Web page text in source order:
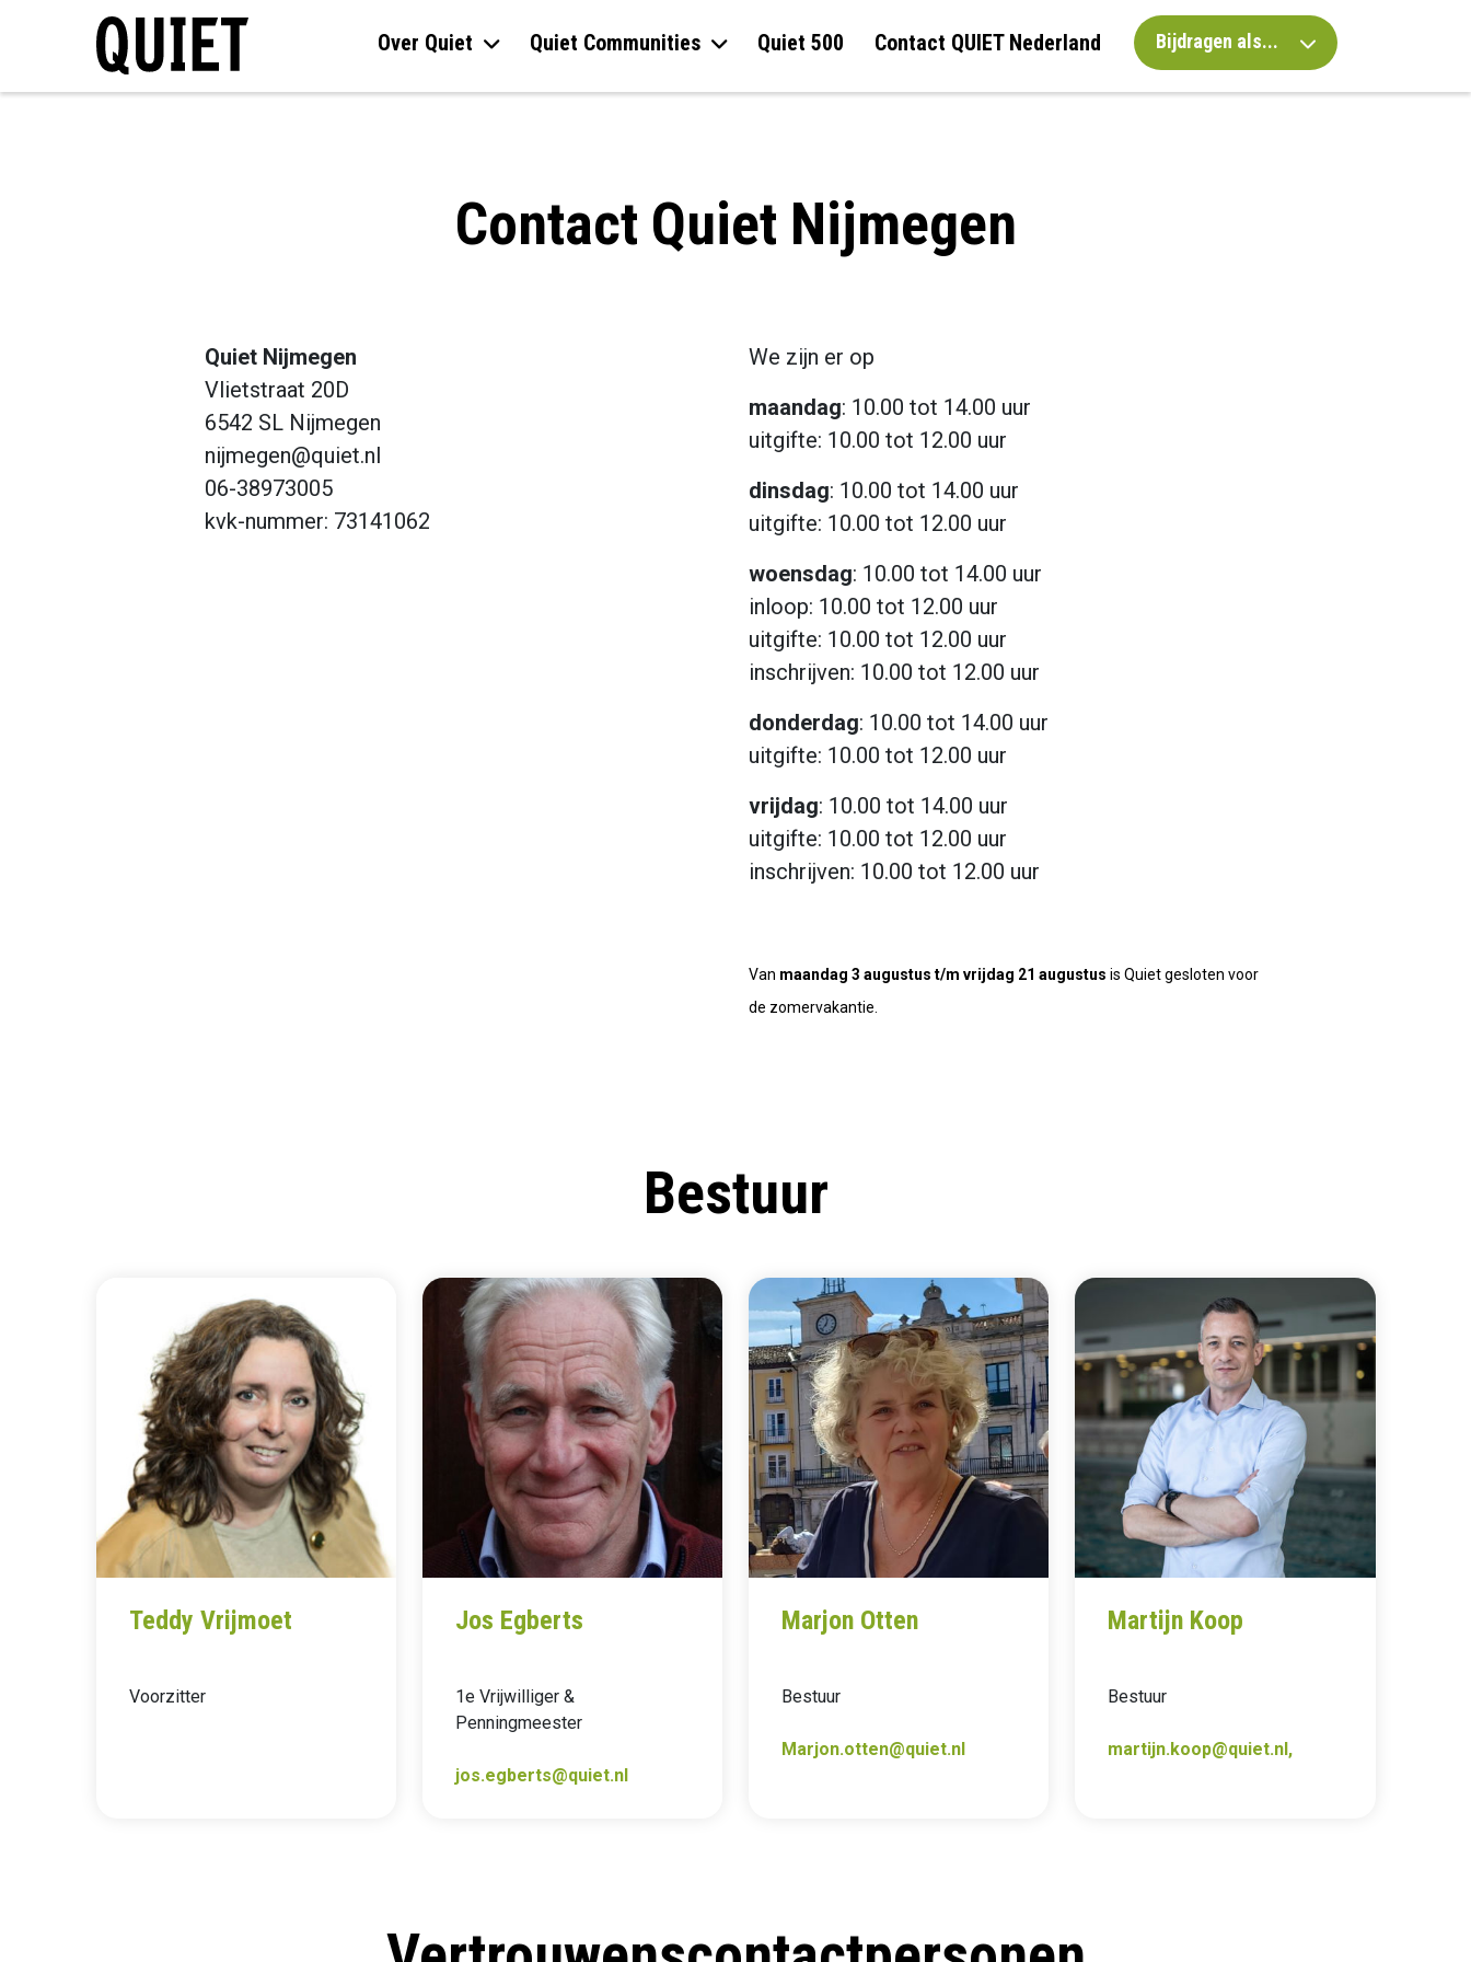
Over Quiet Quiet Communities Quiet 500 Contact QUIET Nederland Bijdragen als...
Contact Quiet Nijmegen
Quiet Nijmegen
Vlietstraat 20D
6542 SL Nijmegen
nijmegen@quiet.nl
06-38973005
kvk-nummer: 73141062
We zijn er op
maandag: 10.00 tot 14.00 uur
uitgifte: 10.00 tot 12.00 uur
dinsdag: 10.00 tot 14.00 uur
uitgifte: 10.00 tot 12.00 uur
woensdag: 10.00 tot 14.00 uur
inloop: 10.00 tot 12.00 uur
uitgifte: 10.00 tot 12.00 uur
inschrijven: 10.00 tot 12.00 uur
donderdag: 10.00 tot 14.00 uur
uitgifte: 10.00 tot 12.00 uur
vrijdag: 10.00 tot 14.00 uur
uitgifte: 10.00 tot 12.00 uur
inschrijven: 10.00 tot 12.00 uur
Van maandag 3 augustus t/m vrijdag 21 augustus is Quiet gesloten voor
de zomervakantie.
Bestuur
Teddy Vrijmoet
Voorzitter
Jos Egberts
1e Vrijwilliger &
Penningmeester
jos.egberts@quiet.nl
Marjon Otten
Bestuur
Marjon.otten@quiet.nl
Martijn Koop
Bestuur
martijn.koop@quiet.nl,